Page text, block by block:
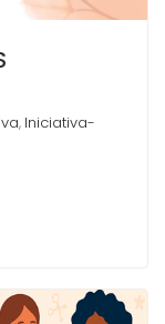
, Iniciativa-